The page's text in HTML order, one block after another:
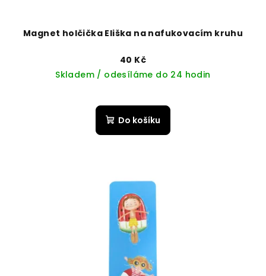
Magnet holčička Eliška na nafukovacím kruhu
40 Kč
Skladem / odesíláme do 24 hodin
Do košíku